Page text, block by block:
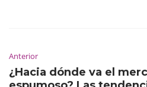
Anterior
¿Hacia dónde va el